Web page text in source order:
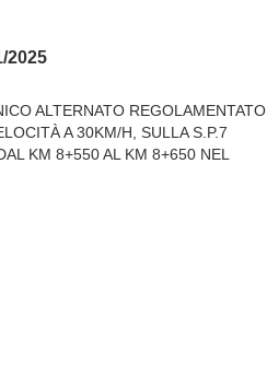
2025
ALTERNATO REGOLAMENTATO
A 30KM/H, SULLA S.P.7
KM 8+550 AL KM 8+650 NEL